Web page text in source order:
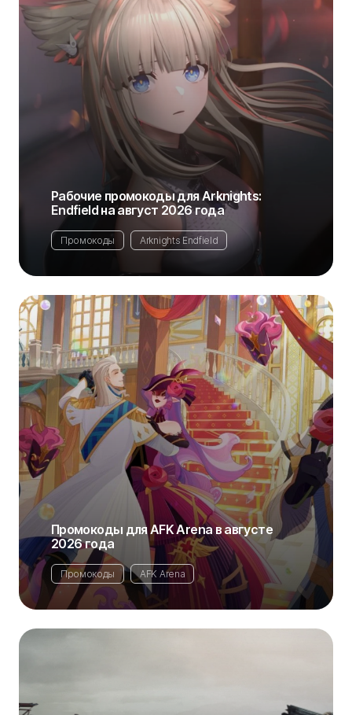
Рабочие промокоды для Arknights:
Endfield на август 2026 года
Промокоды Arknights Endfield
Промокоды для AFK Arena в августе
2026 года
Промокоды AFK Arena